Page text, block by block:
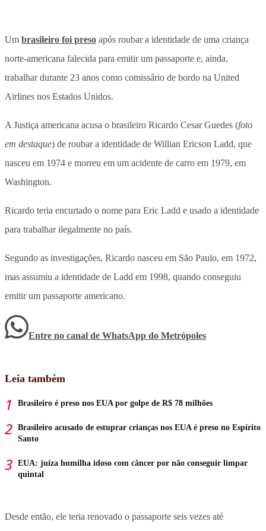
Um brasileiro foi preso após roubar a identidade de uma criança
norte-americana falecida para emitir um passaporte e, ainda,
trabalhar durante 23 anos como comissário de bordo na United
Airlines nos Estados Unidos.
A Justiça americana acusa o brasileiro Ricardo Cesar Guedes (foto
em destaque) de roubar a identidade de Willian Ericson Ladd, que
nasceu em 1974 e morreu em um acidente de carro em 1979, em
Washington.
Ricardo teria encurtado o nome para Eric Ladd e usado a identidade
para trabalhar ilegalmente no país.
Segundo as investigações, Ricardo nasceu em São Paulo, em 1972,
mas assumiu a identidade de Ladd em 1998, quando conseguiu
emitir um passaporte americano.
Entre no canal de WhatsApp do Metrópoles
Leia também
Brasileiro é preso nos EUA por golpe de R$ 78 milhões
Brasileiro acusado de estuprar crianças nos EUA é preso no Espírito
Santo
EUA: juíza humilha idoso com câncer por não conseguir limpar
quintal
Desde então, ele teria renovado o passaporte seis vezes até